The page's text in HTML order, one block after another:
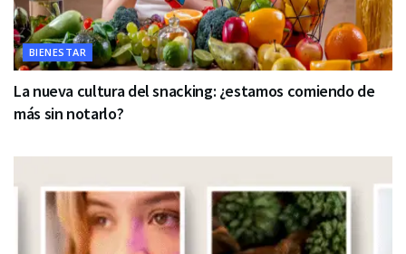
BIENESTAR
La nueva cultura del snacking: ¿estamos comiendo de
más sin notarlo?